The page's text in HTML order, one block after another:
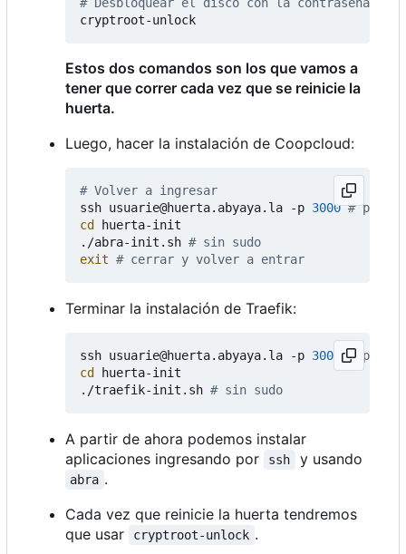
Estos dos comandos son los que vamos a
tener que correr cada vez que se reinicie la
huerta.
Luego, hacer la instalación de Coopcloud:
# Volver a ingresar
ssh usuarie@huerta.abyaya.la -p 3000 #
cd
huerta-init
./abra-init.sh # sin sudo
exit # cerrar y volver a entrar
Terminar la instalación de Traefik:
ssh usuarie@huerta.abyaya.la -p 3000
#
cd
huerta-init
./traefik-init.sh # sin sudo
A partir de ahora podemos instalar
aplicaciones ingresando por
ssh y usando
abra .
Cada vez que reinicie la huerta tendremos
que usar
cryptroot-unlock .